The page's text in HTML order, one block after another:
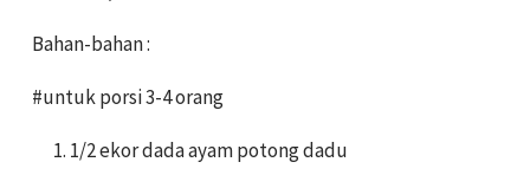
Bahan-bahan :
#untuk porsi 3-4 orang
1/2 ekor dada ayam potong dadu